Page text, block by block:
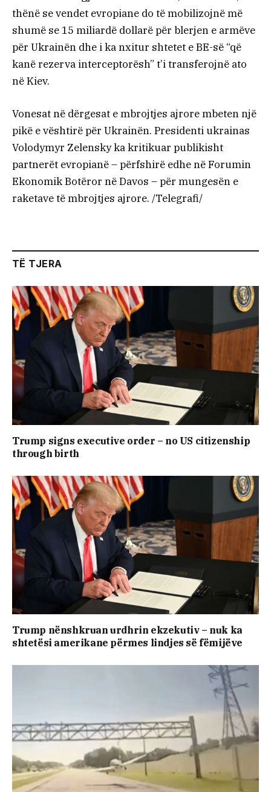
thënë se vendet evropiane do të mobilizojnë më
shumë se 15 miliardë dollarë për blerjen e armëve
për Ukrainën dhe i ka nxitur shtetet e BE-së “që
kanë rezerva interceptorësh” t’i transferojnë ato
në Kiev.
Vonesat në dërgesat e mbrojtjes ajrore mbeten një
pikë e vështirë për Ukrainën. Presidenti ukrainas
Volodymyr Zelensky ka kritikuar publikisht
partnerët evropianë – përfshirë edhe në Forumin
Ekonomik Botëror në Davos – për mungesën e
raketave të mbrojtjes ajrore. /Telegrafi/
TË TJERA
Trump signs executive order – no US citizenship
through birth
Trump nënshkruan urdhrin ekzekutiv – nuk ka
shtetësi amerikane përmes lindjes së fëmijëve